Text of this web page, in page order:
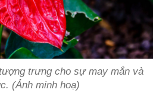
trưng cho sự may mắn và
(Ảnh minh hoạ)